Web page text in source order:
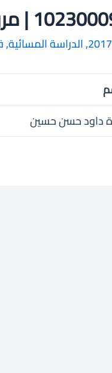
| مروة داود حسن حسين
,الدراسة المسائية,
داود حسن حسين